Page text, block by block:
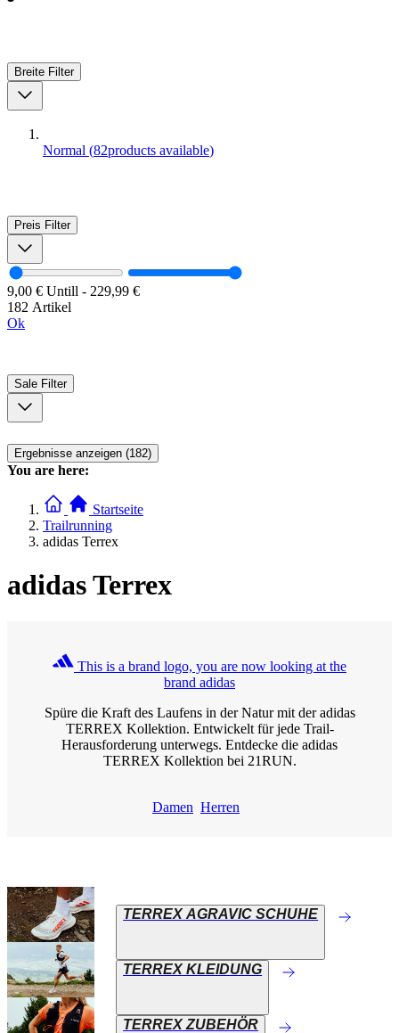
Breite Filter
Normal (82products available)
Preis Filter
9,00 € Untill - 229,99 €
182 Artikel
Ok
Sale Filter
Ergebnisse anzeigen (182)
You are here:
Startseite
Trailrunning
adidas Terrex
adidas Terrex
This is a brand logo, you are now looking at the
brand adidas
Spüre die Kraft des Laufens in der Natur mit der adidas
TERREX Kollektion. Entwickelt für jede Trail-
Herausforderung unterwegs. Entdecke die adidas
TERREX Kollektion bei 21RUN.
Damen Herren
TERREX AGRAVIC SCHUHE
TERREX KLEIDUNG
TERREX ZUBEHÖR